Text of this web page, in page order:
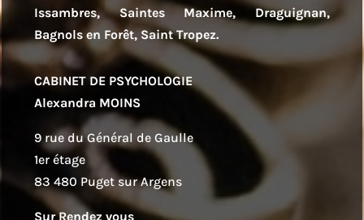
Issambres, Saintes Maxime, Draguignan,
Bagnols en Forêt, Saint Tropez.
CABINET DE PSYCHOLOGIE
Alexandra MOINS
9 rue du Général de Gaulle
1er étage
83 480 Puget sur Argens
Sur Rendez vous